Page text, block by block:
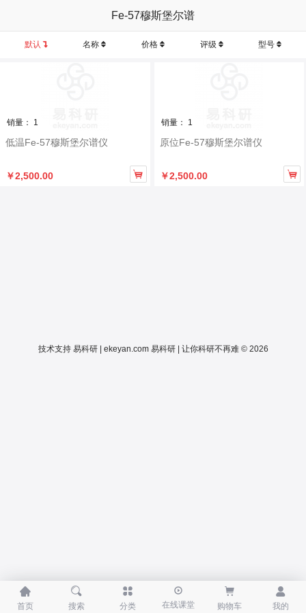
Fe-57穆斯堡尔谱
默认 名称 价格 评级 型号
销量： 1
低温Fe-57穆斯堡尔谱仪
￥2,500.00 
销量： 1
原位Fe-57穆斯堡尔谱仪
￥2,500.00 
技术支持 易科研 | ekeyan.com易科研 | 让你科研不再难 © 2026

首页

搜索

分类 在线课堂

购物车

我的